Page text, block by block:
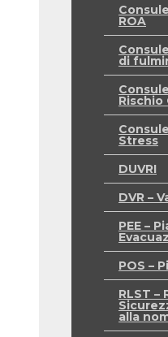
ROA
di
Rischio
Stress
DUVRI
DVR –
PEE –
POS –
RLST
alla